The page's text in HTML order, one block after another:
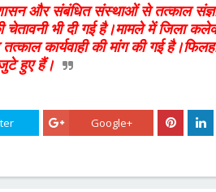
और संबंधित संस्थाओं से तत्काल संज्ञान
भी दी गई है।मामले में जिला
तत्काल कार्यवाही की मांग की गई
हुए हैं।
Google+